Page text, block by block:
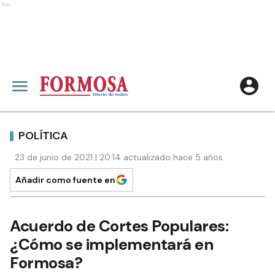
Ads
POLÍTICA
23 de junio de 2021 | 20:14 actualizado hace 5 años
Añadir como fuente en
Acuerdo de Cortes Populares:
¿Cómo se implementará en
Formosa?